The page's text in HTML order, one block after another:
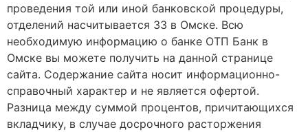
проведения той или иной банковской процедуры,
отделений насчитывается 33 в Омске. Всю
необходимую информацию о банке ОТП Банк в
Омске вы можете получить на данной странице
сайта. Содержание сайта носит информационно-
справочный характер и не является офертой.
Разница между суммой процентов, причитающихся
вкладчику, в случае досрочного расторжения